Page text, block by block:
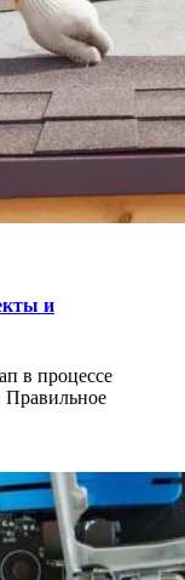
и
в процессе
Правильное